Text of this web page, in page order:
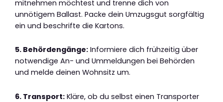
mitnehmen möchtest und trenne dich von
unnötigem Ballast. Packe dein Umzugsgut sorgfältig
ein und beschrifte die Kartons.
5. Behördengänge: Informiere dich frühzeitig über
notwendige An- und Ummeldungen bei Behörden
und melde deinen Wohnsitz um.
6. Transport: Kläre, ob du selbst einen Transporter